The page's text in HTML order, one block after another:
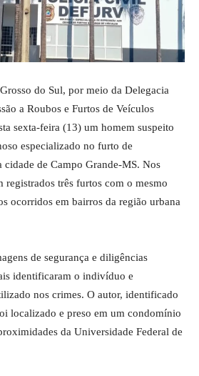
do Sul, por meio da Delegacia
a Roubos e Furtos de Veículos
sexta-feira (13) um homem suspeito
especializado no furto de
cidade de Campo Grande-MS. Nos
três furtos com o mesmo
ocorridos em bairros da região urbana
de segurança e diligências
identificaram o indivíduo e
nos crimes. O autor, identificado
localizado e preso em um condomínio
da Universidade Federal de